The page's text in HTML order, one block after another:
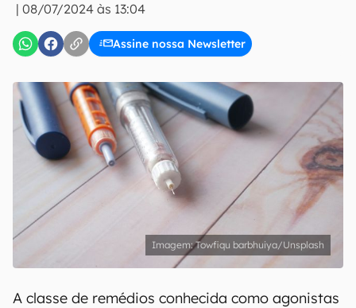
| 08/07/2024 às 13:04
Assine nossa Newsletter
Uso e Política de Privacidade do Canaltech.
Towfiqu barbhuiya/Unsplash
A classe de remédios conhecida como agonistas